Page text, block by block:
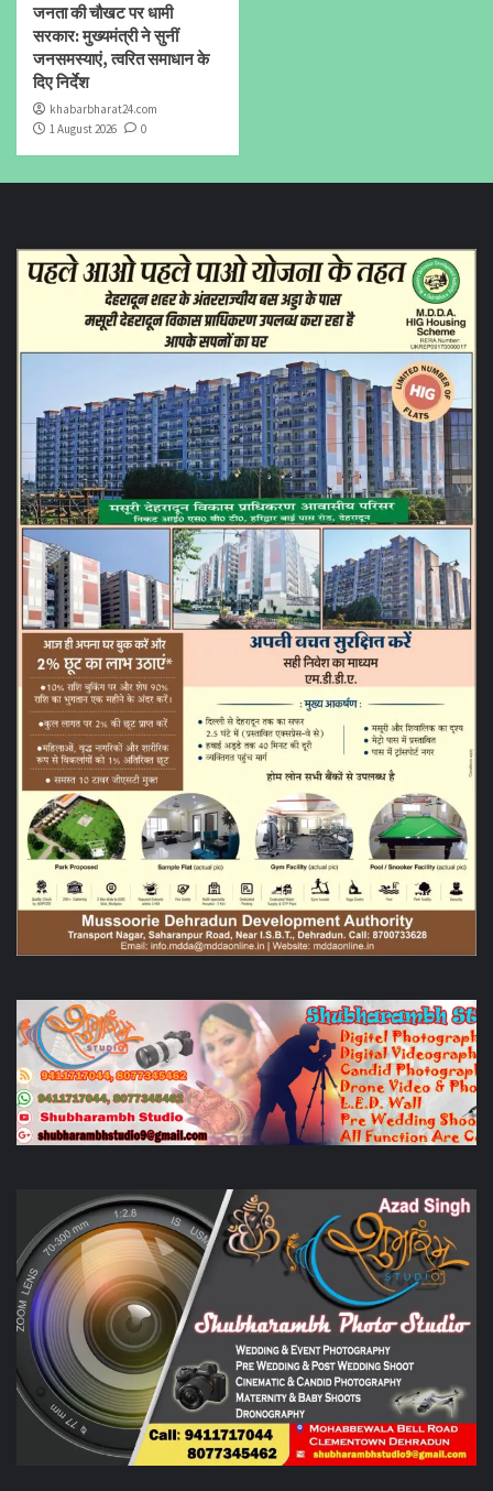
जनता की चौखट पर धामी
सरकार: मुख्यमंत्री ने सुनीं
जनसमस्याएं, त्वरित समाधान के
दिए निर्देश
khabarbharat24.com
1 August 2026
0